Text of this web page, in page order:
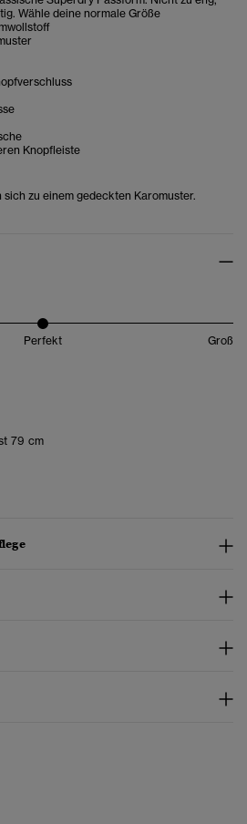
Wähle deine normale Größe
Knopfleiste
zu einem gedeckten Karomuster.
Perfekt Groß
79 cm